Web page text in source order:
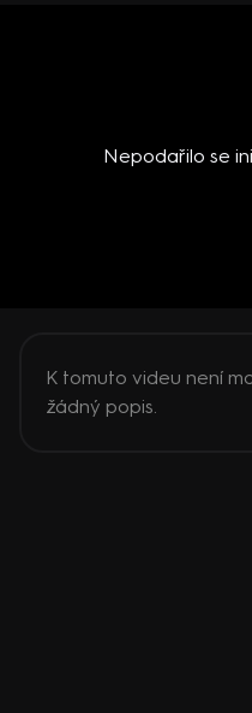
Nepodařilo se
K tomuto videu není
žádný popis.